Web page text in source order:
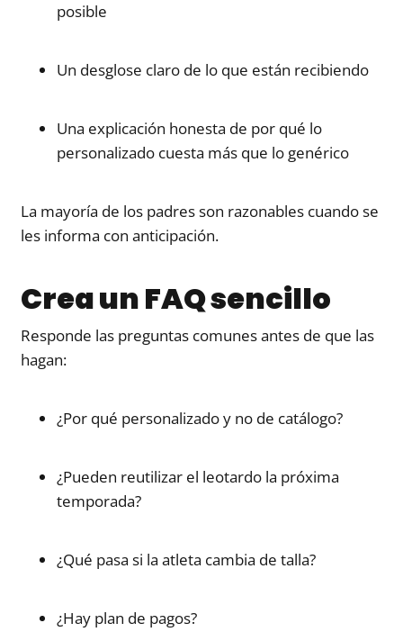
posible
Un desglose claro de lo que están recibiendo
Una explicación honesta de por qué lo
personalizado cuesta más que lo genérico
La mayoría de los padres son razonables cuando se
les informa con anticipación.
Crea un FAQ sencillo
Responde las preguntas comunes antes de que las
hagan:
¿Por qué personalizado y no de catálogo?
¿Pueden reutilizar el leotardo la próxima
temporada?
¿Qué pasa si la atleta cambia de talla?
¿Hay plan de pagos?